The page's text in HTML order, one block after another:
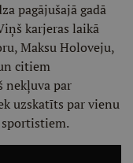
pagājušajā gadā
karjeras laikā
Maksu Holoveju,
citiem
nekļuva par
uzskatīts par vienu
sportistiem.